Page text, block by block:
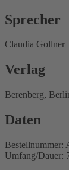
Sprecher
Claudia Gollner
Verlag
Berenberg,
Daten
Bestellnummer:
Umfang/Dauer: